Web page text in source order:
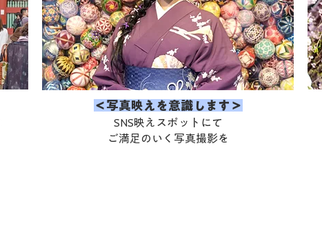
​＜写真映えを意識します＞​
SNS映えスポットにて​​
ご満足のいく写真撮影を​​